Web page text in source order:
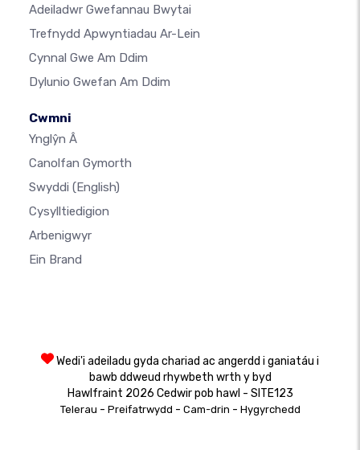
Adeiladwr Gwefannau Bwytai
Trefnydd Apwyntiadau Ar-Lein
Cynnal Gwe Am Ddim
Dylunio Gwefan Am Ddim
Cwmni
Ynglŷn Â
Canolfan Gymorth
Swyddi (English)
Cysylltiedigion
Arbenigwyr
Ein Brand
Wedi'i adeiladu gyda chariad ac angerdd i ganiatáu i
bawb ddweud rhywbeth wrth y byd
Hawlfraint 2026 Cedwir pob hawl - SITE123
Telerau - Preifatrwydd - Cam-drin - Hygyrchedd